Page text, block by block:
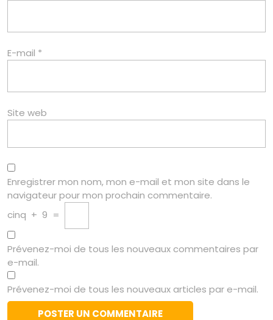
E-mail *
Site web
Enregistrer mon nom, mon e-mail et mon site dans le
navigateur pour mon prochain commentaire.
cinq + 9 =
Prévenez-moi de tous les nouveaux commentaires par
e-mail.
Prévenez-moi de tous les nouveaux articles par e-mail.